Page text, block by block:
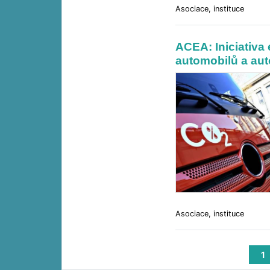
Asociace, instituce
ACEA:
automobilů a
Asociace, instituce
1